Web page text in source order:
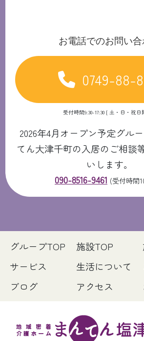
お電話でのお問い合
0749-88-
受付時間9:30-17:30 [ 土・日・祝日
2026年4月オープン予定グル
てん大津千町の入居のご相談
いします。
090-8516-9461 (受付時間
グループTOP 施設TOP
サービス
生活について
ブログ
アクセス